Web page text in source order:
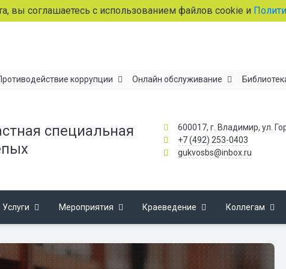
с использованием файлов cookie иПолитикой
коррупции Онлайн обслуживание
специальная
600017, г. Владимир, ул.
+7 (492) 253-0403
gukvosbs@inbox.ru
Услуги Мероприятия Краеведение Коллегам